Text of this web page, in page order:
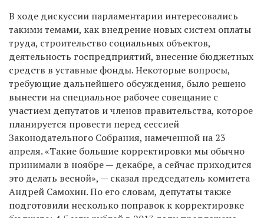
В ходе дискуссии парламентарии интересовались
такими темами, как внедрение новых систем оплаты
труда, строительство социальных объектов,
деятельность госпредприятий, внесение бюджетных
средств в уставные фонды. Некоторые вопросы,
требующие дальнейшего обсуждения, было решено
вынести на специальное рабочее совещание с
участием депутатов и членов правительства, которое
планируется провести перед сессией
Законодательного Собрания, намеченной на 23
апреля. «Такие большие корректировки мы обычно
принимали в ноябре — декабре, а сейчас приходится
это делать весной», — сказал председатель комитета
Андрей Самохин. По его словам, депутаты также
подготовили несколько поправок к корректировке